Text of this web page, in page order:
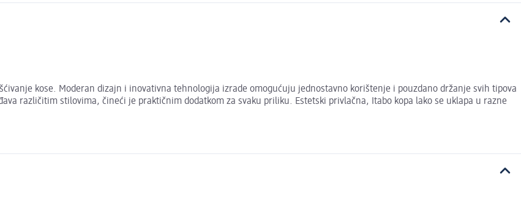
kose. Moderan dizajn i inovativna tehnologija izrade omogućuju jednostavno korištenje i pouzdano držanje svih tipova
različitim stilovima, čineći je praktičnim dodatkom za svaku priliku. Estetski privlačna, Itabo kopa lako se uklapa u razne